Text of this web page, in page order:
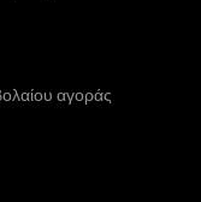
αγοράς